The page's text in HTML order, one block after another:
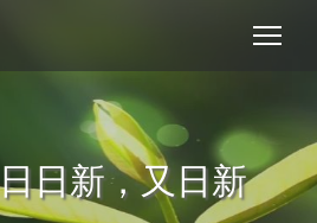
日新，又日新